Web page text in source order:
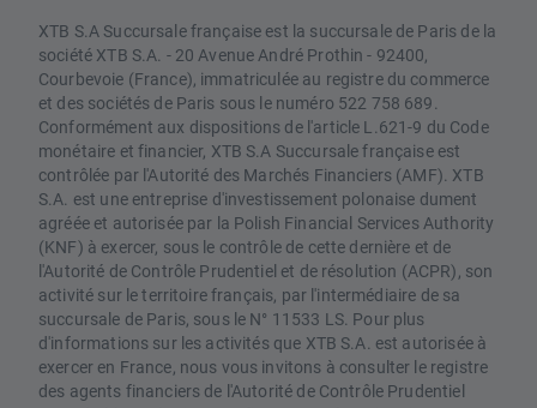
XTB S.A Succursale française est la succursale de Paris de la
société XTB S.A. - 20 Avenue André Prothin - 92400,
Courbevoie (France), immatriculée au registre du commerce
et des sociétés de Paris sous le numéro 522 758 689.
Conformément aux dispositions de l'article L.621-9 du Code
monétaire et financier, XTB S.A Succursale française est
contrôlée par l'Autorité des Marchés Financiers (AMF). XTB
S.A. est une entreprise d'investissement polonaise dument
agréée et autorisée par la Polish Financial Services Authority
(KNF) à exercer, sous le contrôle de cette dernière et de
l'Autorité de Contrôle Prudentiel et de résolution (ACPR), son
activité sur le territoire français, par l'intermédiaire de sa
succursale de Paris, sous le N° 11533 LS. Pour plus
d'informations sur les activités que XTB S.A. est autorisée à
exercer en France, nous vous invitons à consulter le registre
des agents financiers de l'Autorité de Contrôle Prudentiel